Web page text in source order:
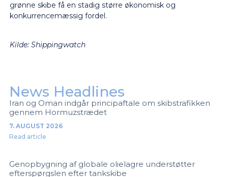
grønne skibe få en stadig større økonomisk og
konkurrencemæssig fordel.
Kilde: Shippingwatch
News Headlines
Iran og Oman indgår principaftale om skibstrafikken
gennem Hormuzstrædet
7. AUGUST 2026
Read article
Genopbygning af globale olielagre understøtter
efterspørgslen efter tankskibe